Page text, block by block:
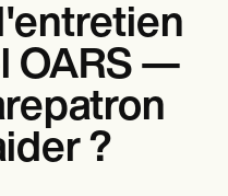
OARS —
?